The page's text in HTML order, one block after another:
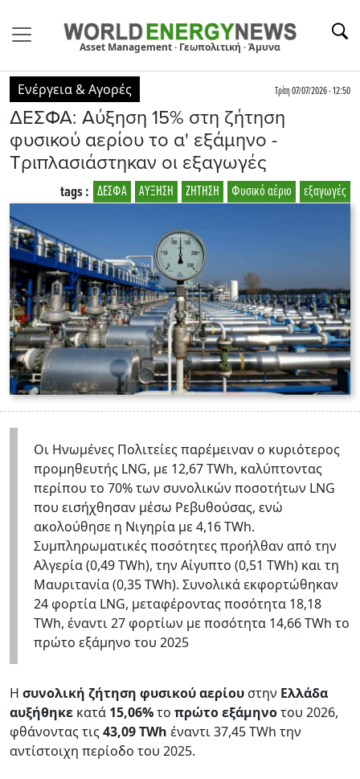
Asset Management · Γεωπολιτική · Άμυνα
Ενέργεια & Αγορές Τρίτη 07/07/2026 - 12:50
ΔΕΣΦΑ: Αύξηση 15% στη ζήτηση
φυσικού αερίου το α' εξάμηνο -
Τριπλασιάστηκαν οι εξαγωγές
εξαγωγές
Φυσικό αέριο
ΖΗΤΗΣΗ
ΑΥΞΗΣΗ
ΔΕΣΦΑ
tags :
Οι Ηνωμένες Πολιτείες παρέμειναν ο κυριότερος
προμηθευτής LNG, με 12,67 TWh, καλύπτοντας
περίπου το 70% των συνολικών ποσοτήτων LNG
που εισήχθησαν μέσω Ρεβυθούσας, ενώ
ακολούθησε η Νιγηρία με 4,16 TWh.
Συμπληρωματικές ποσότητες προήλθαν από την
Αλγερία (0,49 TWh), την Αίγυπτο (0,51 TWh) και τη
Μαυριτανία (0,35 TWh). Συνολικά εκφορτώθηκαν
24 φορτία LNG, μεταφέροντας ποσότητα 18,18
TWh, έναντι 27 φορτίων με ποσότητα 14,66 TWh το
πρώτο εξάμηνο του 2025
Η συνολική ζήτηση φυσικού αερίου στην Ελλάδα
αυξήθηκε κατά 15,06%το πρώτο εξάμηνοτου 2026,
φθάνοντας τις43,09 TWh έναντι 37,45 TWh την
αντίστοιχη περίοδο του 2025.